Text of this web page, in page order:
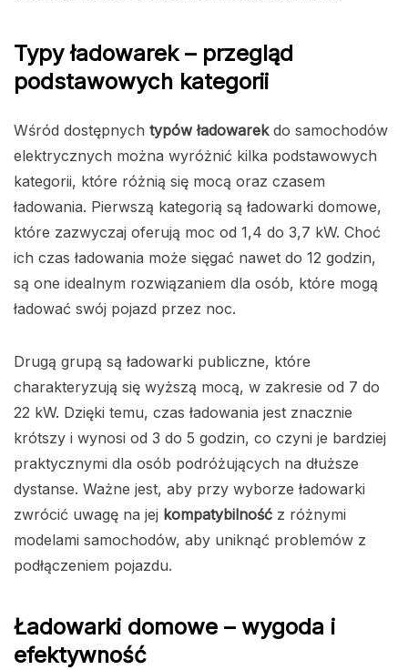
Typy ładowarek – przegląd
podstawowych kategorii
Wśród dostępnych typów ładowarekdo samochodów
elektrycznych można wyróżnić kilka podstawowych
kategorii, które różnią się mocą oraz czasem
ładowania. Pierwszą kategorią są ładowarki domowe,
które zazwyczaj oferują moc od 1,4 do 3,7 kW. Choć
ich czas ładowania może sięgać nawet do 12 godzin,
są one idealnym rozwiązaniem dla osób, które mogą
ładować swój pojazd przez noc.
Drugą grupą są ładowarki publiczne, które
charakteryzują się wyższą mocą, w zakresie od 7 do
22 kW. Dzięki temu, czas ładowania jest znacznie
krótszy i wynosi od 3 do 5 godzin, co czyni je bardziej
praktycznymi dla osób podróżujących na dłuższe
dystanse. Ważne jest, aby przy wyborze ładowarki
zwrócić uwagę na jej kompatybilność z różnymi
modelami samochodów, aby uniknąć problemów z
podłączeniem pojazdu.
Ładowarki domowe – wygoda i
efektywność